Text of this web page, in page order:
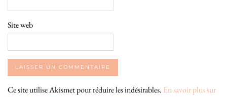
Site web
Ce site utilise Akismet pour réduire les indésirables. En savoir plus sur